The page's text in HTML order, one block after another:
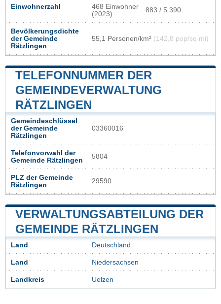
Einwohnerzahl
468 Einwohner
(2023)
883 / 5 390
Bevölkerungsdichte
der Gemeinde
Rätzlingen
55,1 Personen/km² (142,8 pop/sq mi)
TELEFONNUMMER DER
GEMEINDEVERWALTUNG
RÄTZLINGEN
Gemeindeschlüssel
der Gemeinde
Rätzlingen
03360016
Telefonvorwahl der
Gemeinde Rätzlingen
5804
PLZ der Gemeinde
Rätzlingen
29590
VERWALTUNGSABTEILUNG DER
GEMEINDE RÄTZLINGEN
Land Deutschland
Land Niedersachsen
Landkreis Uelzen